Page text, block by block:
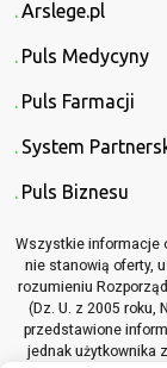
Arslege.pl
Puls Medycyny
Puls Farmacji
System
Puls Biznesu
Wszystkie informacje
nie stanowią oferty,
rozumieniu
(Dz. U. z 2005 roku,
przedstawione
jednak użytkownika